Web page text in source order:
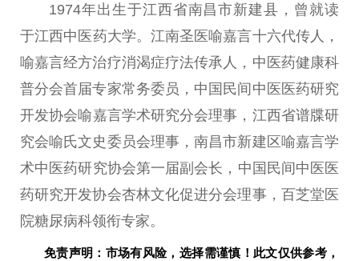
1974年出生于江西省南昌市新建县，曾就读
于江西中医药大学。江南圣医喻嘉言十六代传人，
喻嘉言经方治疗消渴症疗法传承人， 中医药健康科
普分会首届专家常务委员 ， 中国 民间中医医药研究
开发协会喻嘉言学术研究分会理事，江西省谱牒研
究会喻氏文史 委员会理事，南昌市新建区喻嘉言学
术中医药研究协会第一届副会长 ， 中国 民间中医医
药研究开发协会杏林文化促进分会理事，百芝堂医
院糖尿病科领衔专家。
免责声明：市场有风险，选择需谨慎！此文仅供参考，